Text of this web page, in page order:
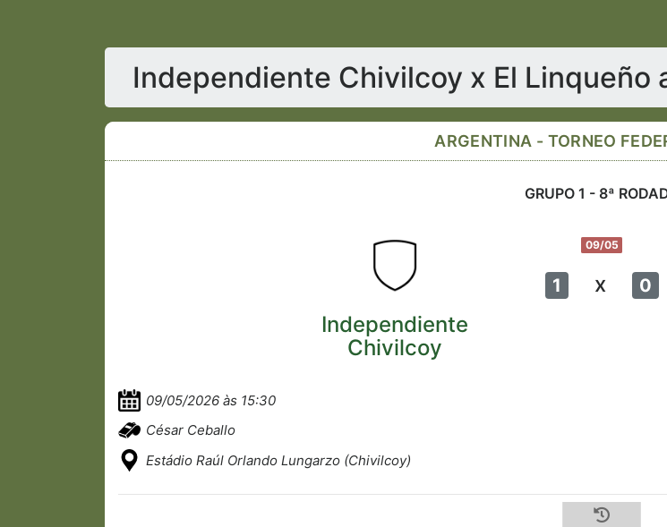
Independiente Chivilcoy x El Linqueño
ARGENTINA - TORNEO
GRUPO 1 - 8ª
09/05
1 x 0
Independiente
Chivilcoy
09/05/2026 às 15:30
César Ceballo
Estádio Raúl Orlando Lungarzo (Chivilcoy)